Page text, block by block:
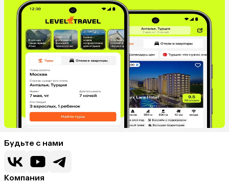
Будьте с нами
Компания